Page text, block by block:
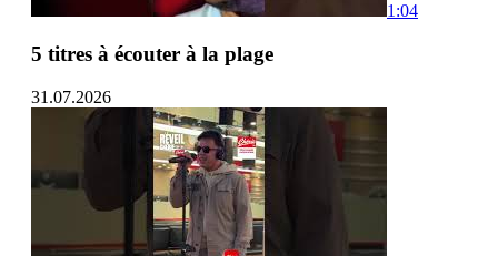
1:04
5 titres à écouter à la plage
31.07.2026